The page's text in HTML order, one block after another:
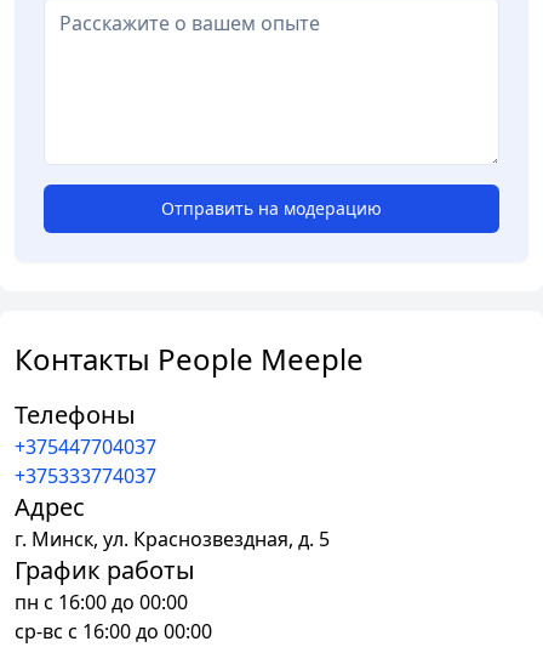
Отправить на модерацию
Контакты People Meeple
Телефоны
+375447704037
+375333774037
Адрес
г. Минск, ул. Краснозвездная, д. 5
График работы
пн с 16:00 до 00:00
ср-вс с 16:00 до 00:00